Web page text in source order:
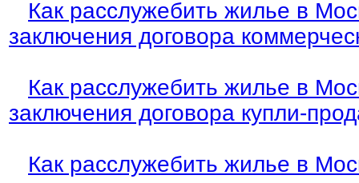
Как расслужебить жилье в
заключения договора
Как расслужебить жилье в
заключения договора купли-
Как расслужебить жилье в